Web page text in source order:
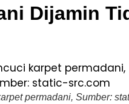
Dijamin
permadani, Sumber: